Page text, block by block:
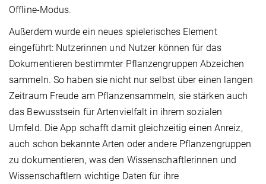
Offline-Modus.
Außerdem wurde ein neues spielerisches Element
eingeführt: Nutzerinnen und Nutzer können für das
Dokumentieren bestimmter Pflanzengruppen Abzeichen
sammeln. So haben sie nicht nur selbst über einen langen
Zeitraum Freude am Pflanzensammeln, sie stärken auch
das Bewusstsein für Artenvielfalt in ihrem sozialen
Umfeld. Die App schafft damit gleichzeitig einen Anreiz,
auch schon bekannte Arten oder andere Pflanzengruppen
zu dokumentieren, was den Wissenschaftlerinnen und
Wissenschaftlern wichtige Daten für ihre